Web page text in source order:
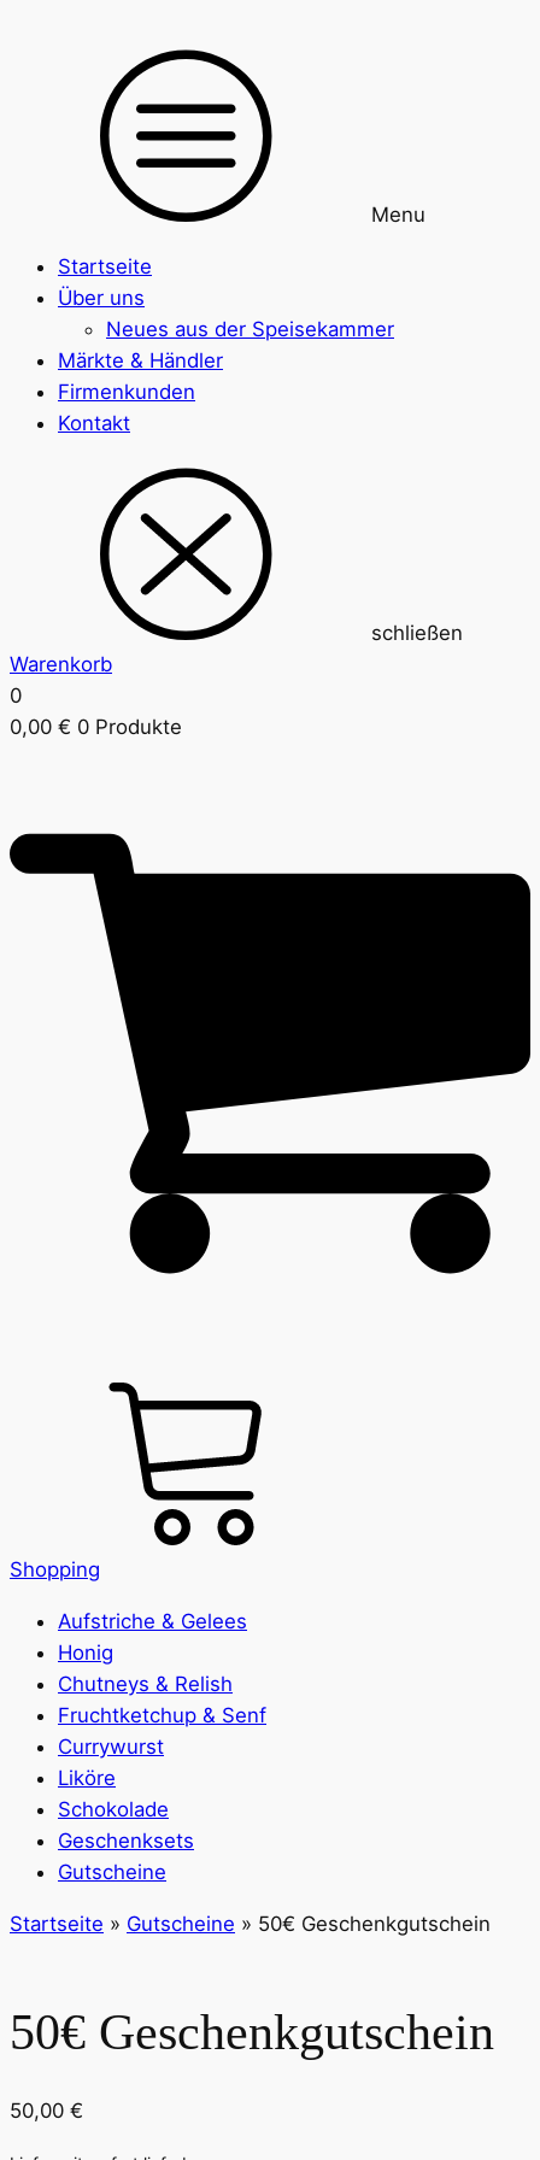
Menu
Startseite
Über uns
Neues aus der Speisekammer
Märkte & Händler
Firmenkunden
Kontakt
schließen
Warenkorb
0
0,00 € 0 Produkte
Shopping
Aufstriche & Gelees
Honig
Chutneys & Relish
Fruchtketchup & Senf
Currywurst
Liköre
Schokolade
Geschenksets
Gutscheine
Startseite » Gutscheine » 50€ Geschenkgutschein
50€ Geschenkgutschein
50,00 €